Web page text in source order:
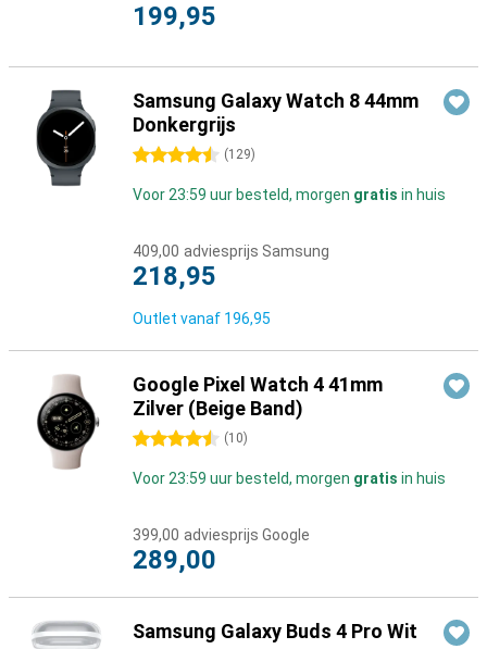
199,95
Samsung Galaxy Watch 8 44mm
Donkergrijs
4.5 sterren (129)
Voor 23:59 uur besteld, morgen gratis in huis
409,00 adviesprijs Samsung
218,95
Outlet vanaf 196,95
Google Pixel Watch 4 41mm
Zilver (Beige Band)
4.5 sterren (10)
Voor 23:59 uur besteld, morgen gratis in huis
399,00 adviesprijs Google
289,00
Samsung Galaxy Buds 4 Pro Wit